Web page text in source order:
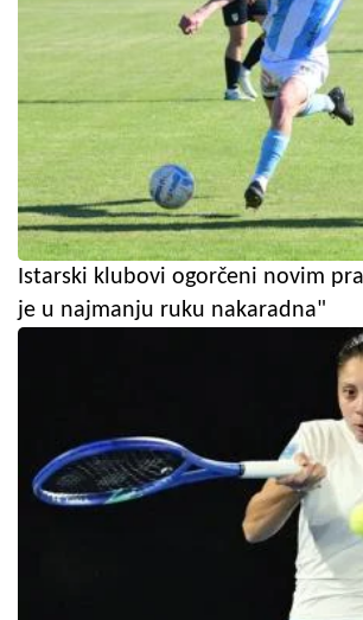
Istarski klubovi ogorčeni novim
je u najmanju ruku nakaradna"